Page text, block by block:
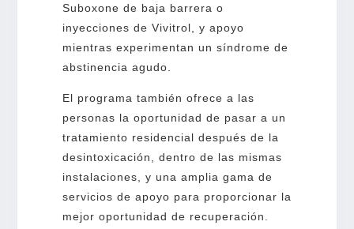
Suboxone de baja barrera o
inyecciones de Vivitrol, y apoyo
mientras experimentan un síndrome de
abstinencia agudo.
El programa también ofrece a las
personas la oportunidad de pasar a un
tratamiento residencial después de la
desintoxicación, dentro de las mismas
instalaciones, y una amplia gama de
servicios de apoyo para proporcionar la
mejor oportunidad de recuperación.